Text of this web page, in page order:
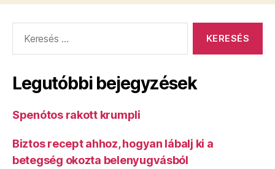
Legutóbbi bejegyzések
Spenótos rakott krumpli
Biztos recept ahhoz, hogyan lábalj ki a
betegség okozta belenyugvásból